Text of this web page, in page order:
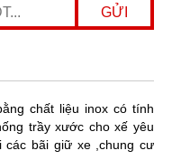
chất liệu inox có tính
trầy xước cho xế yêu
các bãi giữ xe ,chung cư